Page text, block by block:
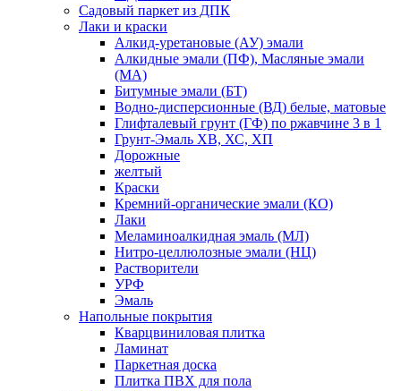
Садовый паркет из ДПК
Лаки и краски
Алкид-уретановые (АУ) эмали
Алкидные эмали (ПФ), Масляные эмали
(МА)
Битумные эмали (БТ)
Водно-дисперсионные (ВД) белые, матовые
Глифталевый грунт (ГФ) по ржавчине 3 в 1
Грунт-Эмаль ХВ, ХС, ХП
Дорожные
желтый
Краски
Кремний-органические эмали (КО)
Лаки
Меламиноалкидная эмаль (МЛ)
Нитро-целлюлозные эмали (НЦ)
Растворители
УРФ
Эмаль
Напольные покрытия
Кварцвиниловая плитка
Ламинат
Паркетная доска
Плитка ПВХ для пола